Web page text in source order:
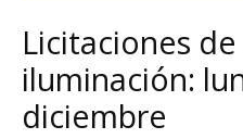
Licitaciones
iluminación:
diciembre